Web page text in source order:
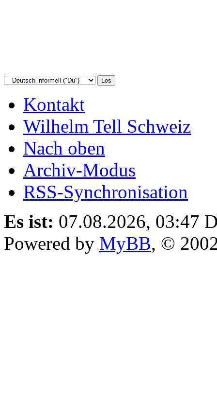
Kontakt
Wilhelm Tell Schweiz
Nach oben
Archiv-Modus
RSS-Synchronisation
Es ist: 07.08.2026, 03:47
Powered by MyBB, ©